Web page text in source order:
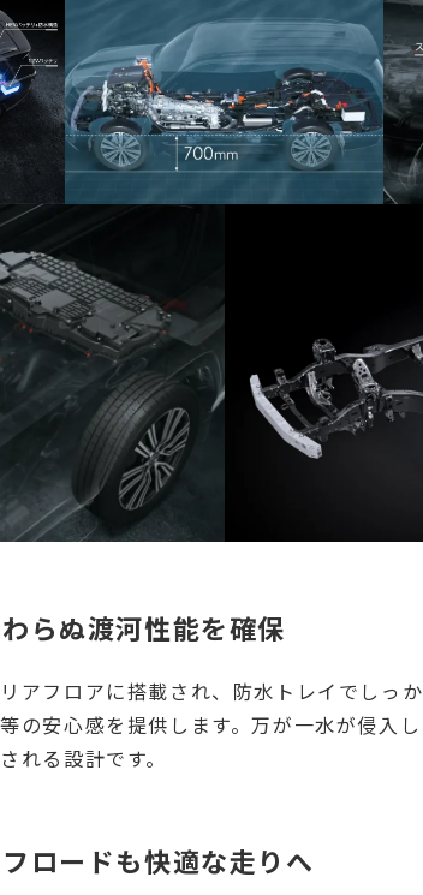
らぬ渡河性能を確保
アフロアに搭載され、防水トレイでしっ
の安心感を提供します。万が一水が侵入
れる設計です。
ロードも快適な走りへ